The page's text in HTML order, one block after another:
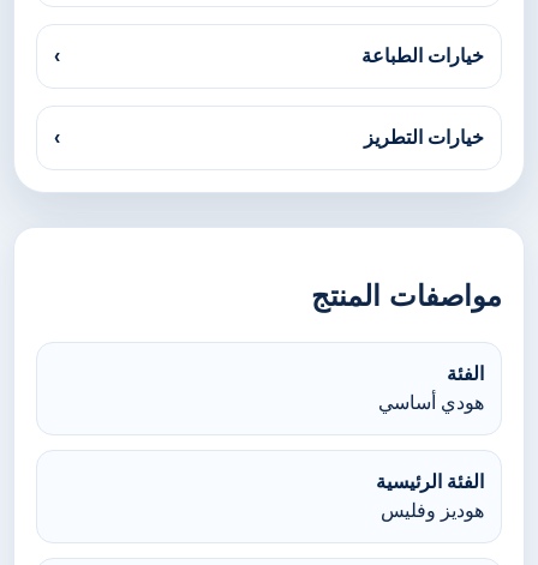
خيارات الطباعة ›
خيارات التطريز ›
مواصفات المنتج
الفئة
هودي أساسي
الفئة الرئيسية
هوديز وفليس